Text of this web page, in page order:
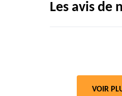
Les avis de
VOIR